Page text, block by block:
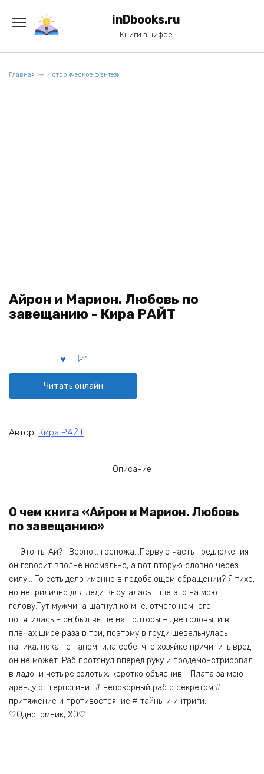
содержанию
inDbooks.ru
Книги в цифре
Главная Историческое фэнтези
Айрон и Марион. Любовь по
завещанию - Кира РАЙТ
Читать онлайн
Автор: Кира РАЙТ
Описание
О чем книга «Айрон и Марион. Любовь
по завещанию»
— Это ты Ай?- Верно… госпожа…​​​​​​​Первую часть предложения
он говорит вполне нормально, а вот вторую словно через
силу… То есть дело именно в подобающем обращении? Я тихо,
но неприлично для леди выругалась. Ещё это на мою
голову.Тут мужчина шагнул ко мне, отчего немного
попятилась – он был выше на полторы – две головы, и в
плечах шире раза в три, поэтому в груди шевельнулась
паника, пока не напомнила себе, что хозяйке причинить вред
он не может. Раб протянул вперёд руку и продемонстрировал
в ладони четыре золотых, коротко объяснив:- Плата за мою
аренду от герцогини…# непокорный раб с секретом;#
притяжение и противостояние;# тайны и интриги.​​​​​​​
♡Однотомник, ХЭ♡